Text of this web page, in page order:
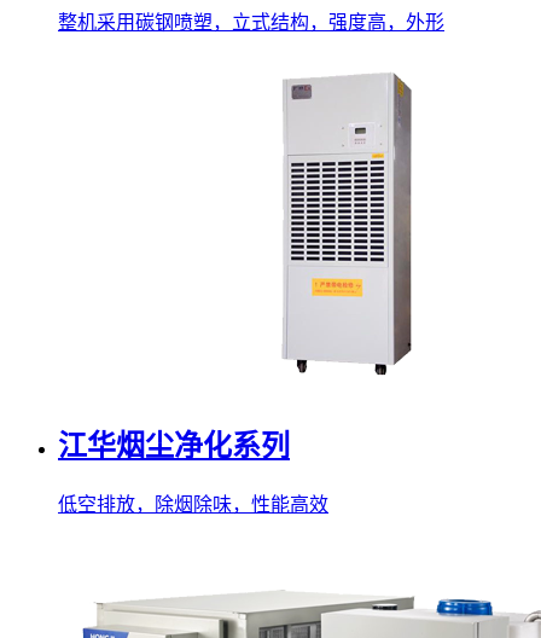
整机采用碳钢喷塑，立式结构，强度高，外形
江华烟尘净化系列
低空排放，除烟除味，性能高效